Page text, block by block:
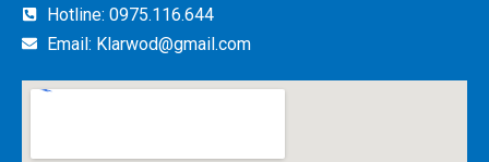
Hotline: 0975.116.644
Email: Klarwod@gmail.com